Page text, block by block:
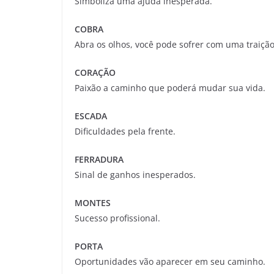
COBRA
Abra os olhos, você pode sofrer com uma
CORAÇÃO
Paixão a caminho que poderá mudar sua vida.
ESCADA
Dificuldades pela frente.
FERRADURA
Sinal de ganhos inesperados.
MONTES
Sucesso profissional.
PORTA
Oportunidades vão aparecer em seu caminho.